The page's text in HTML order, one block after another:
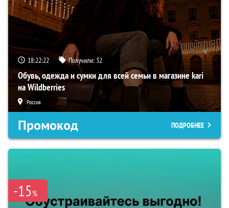
18:22:21 Получили: 32
Обувь, одежда и сумки для всей семьи в магазине kari
на Wildberries
Россия
Промокод ПОДРОБНЕЕ
-15%